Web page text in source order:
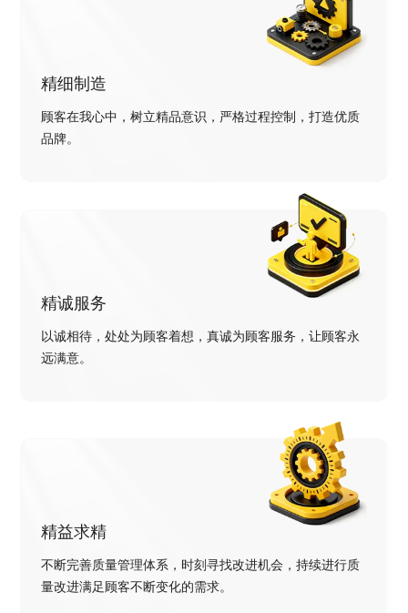
精细制造
顾客在我心中，树立精品意识，严格过程控制，打造优质
品牌。
精诚服务
以诚相待，处处为顾客着想，真诚为顾客服务，让顾客永
远满意。
精益求精
不断完善质量管理体系，时刻寻找改进机会，持续进行质
量改进满足顾客不断变化的需求。